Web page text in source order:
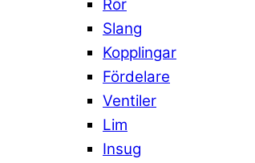
Rör
Slang
Kopplingar
Fördelare
Ventiler
Lim
Insug